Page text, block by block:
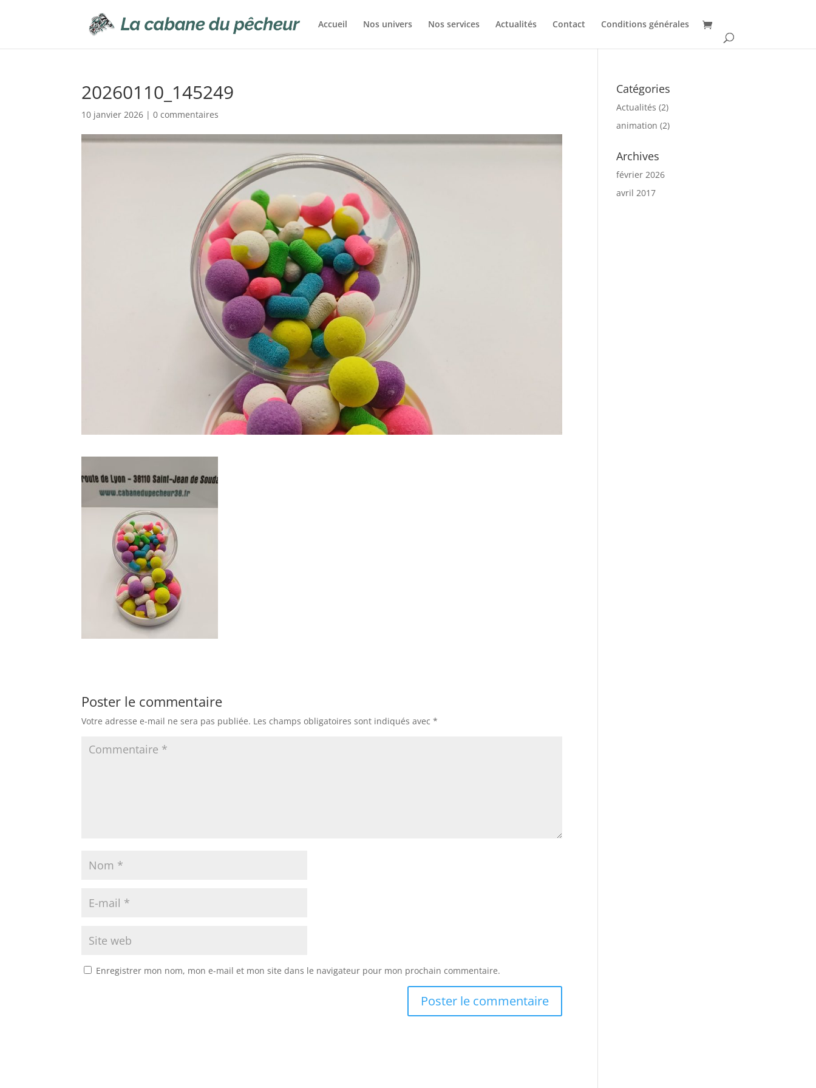
Accueil Nos univers Nos services Actualités Contact Conditions générales
20260110_145249
10 janvier 2026 |0 commentaires
Poster le commentaire
Votre adresse e-mail ne sera pas publiée. Les champs obligatoires sont indiqués avec*
Enregistrer mon nom, mon e-mail et mon site dans le navigateur pour mon prochain commentaire.
Catégories
Actualités (2)
animation (2)
Archives
février 2026
avril 2017